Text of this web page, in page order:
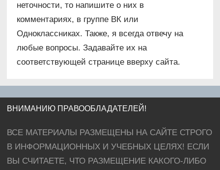
неточности, то напишите о них в
комментариях, в группе ВК или
Одноклассниках. Также, я всегда отвечу на
любые вопросы. Задавайте их на
соответствующей странице вверху сайта.
ВНИМАНИЮ ПРАВООБЛАДАТЕЛЕЙ!
ВСЕ МАТЕРИАЛЫ РАЗМЕЩЕНЫ НА САЙТЕ СТРОГО
В ИНФОРМАЦИОННЫХ И УЧЕБНЫХ ЦЕЛЯХ! ЕСЛИ
ВЫ СЧИТАЕТЕ, ЧТО РАЗМЕЩЕНИЕ КАКОГО-ЛИБО